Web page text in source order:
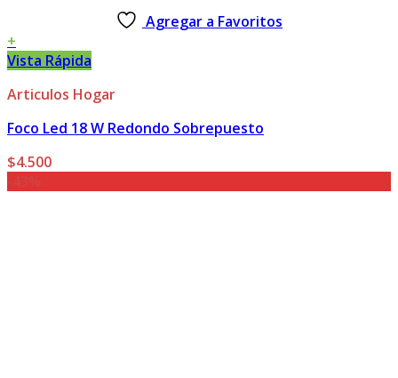
Agregar a Favoritos
+
Vista Rápida
Articulos Hogar
Foco Led 18 W Redondo Sobrepuesto
$4.500